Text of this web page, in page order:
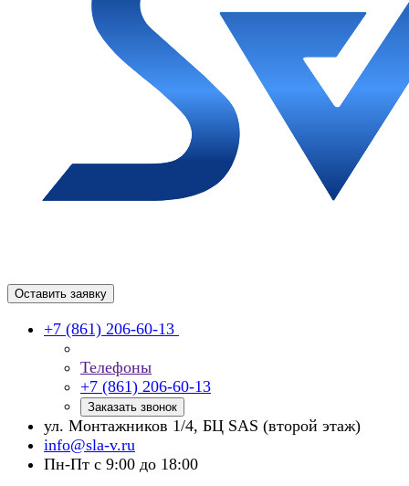
Оставить заявку
+7 (861) 206-60-13
Телефоны
+7 (861) 206-60-13
Заказать звонок
ул. Монтажников 1/4, БЦ SAS (второй этаж)
info@sla-v.ru
Пн-Пт с 9:00 до 18:00